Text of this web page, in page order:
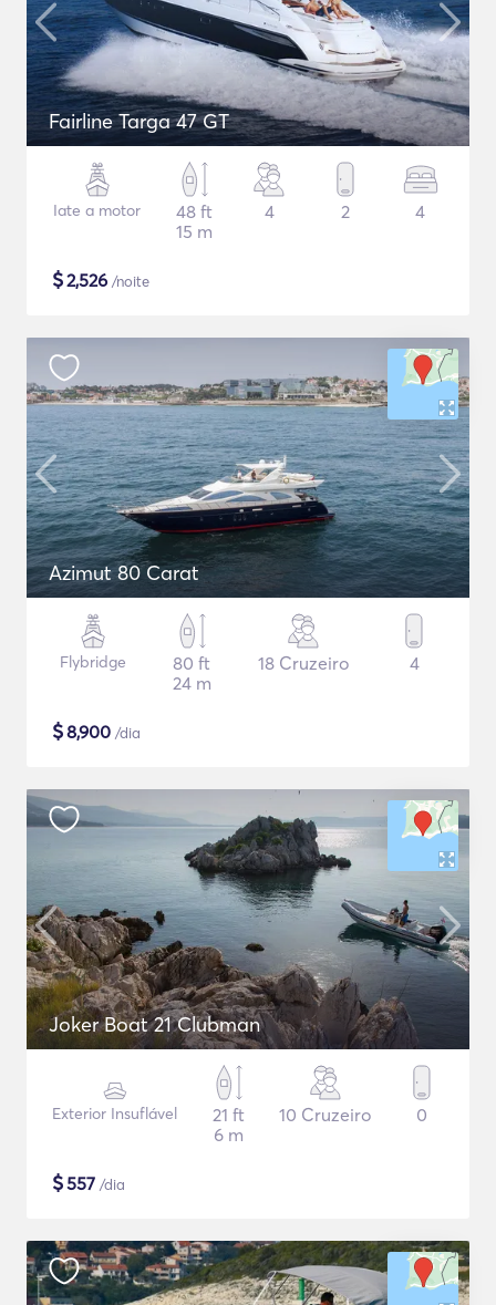
Fairline Targa 47 GT
Iate a motor
48 ft
15 m
4 2 4
$2,526 /noite
Azimut 80 Carat
Flybridge
80 ft
24 m
18 Cruzeiro 4
$8,900 /dia
Joker Boat 21 Clubman
Exterior Insuflável
21 ft
6 m
10 Cruzeiro 0
$557 /dia